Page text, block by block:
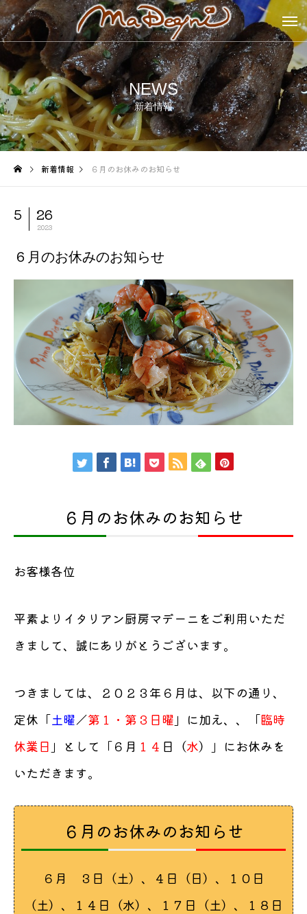
NEWS
新着情報
新着情報 ６月のお休みのお知らせ
5 26
2023
６月のお休みのお知らせ
６月のお休みのお知らせ
お客様各位
平素よりイタリアン厨房マデーニをご利用いただ
きまして、誠にありがとうございます。
つきましては、２０２３年６月は、以下の通り、
定休「土曜／第１・第３日曜 」に加え、、「臨時
休業日 」として「６月 １４ 日（水）」にお休みを
いただきます。
６月のお休みのお知らせ
６月 ３日（土）、４日（日）、１０日
（土）、１４日（水）、１７日（土）、１８日